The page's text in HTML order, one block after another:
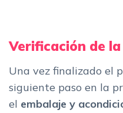
Verificación de
Una vez finalizado el
siguiente paso en la
el embalaje y